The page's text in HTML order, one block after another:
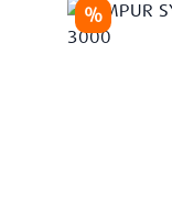
Rabatt
%